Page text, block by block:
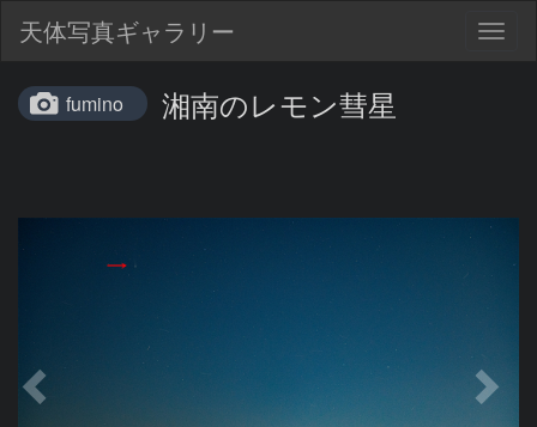
天体写真ギャラリー
fumino 湘南のレモン彗星